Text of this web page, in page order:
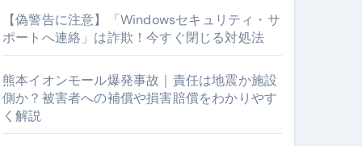
【偽警告に注意】「Windowsセキュリティ・サ
ポートへ連絡」は詐欺！今すぐ閉じる対処法
熊本イオンモール爆発事故｜責任は地震か施設
側か？被害者への補償や損害賠償をわかりやす
く解説